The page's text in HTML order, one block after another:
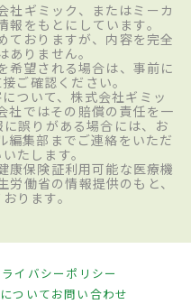
社ギミック、またはミーカ
をもとにしています。
ておりますが、内容を完全
ありません。
希望される場合は、事前に
ご確認ください。
ついて、株式会社ギミッ
社ではその賠償の責任を一
誤りがある場合には、お
編集部までご連絡をいただ
たします。
康保険証利用可能な医療機
働省の情報提供のもと、
ります。
イバシーポリシー
ついてお問い合わせ